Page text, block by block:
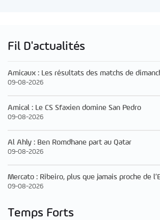
Fil D'actualités
Amicaux : Les résultats des matchs de
09-08-2026
Amical : Le CS Sfaxien domine San Pedro
09-08-2026
Al Ahly : Ben Romdhane part au Qatar
09-08-2026
Mercato : Ribeiro, plus que jamais proche de
09-08-2026
Temps Forts